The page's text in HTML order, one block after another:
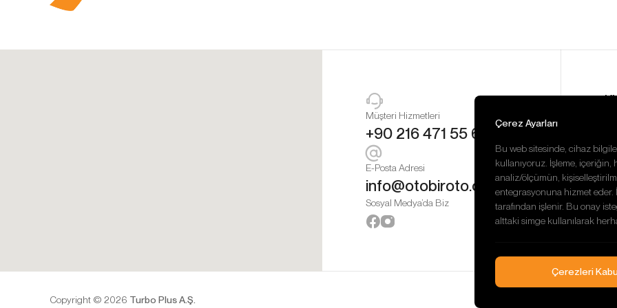
Müşteri Hizmetleri
+90 216 471 55 63
E-Posta Adresi
info@otobiroto.com
Sosyal Medya’da Biz
Copyright © 2026 Turbo Plus A.Ş.
Çerez Ayarları
Bu web sitesinde, cihaz
kullanıyoruz. İşleme, içeriğin,
analiz/ölçümün,
entegrasyonuna hizmet eder.
tarafından işlenir. Bu onay
alttaki simge kullanılarak
Çerezleri